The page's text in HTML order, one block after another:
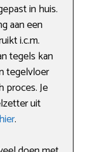
in huis.
aan een
i.c.m.
tegels kan
tegelvloer
proces. Je
uit
.